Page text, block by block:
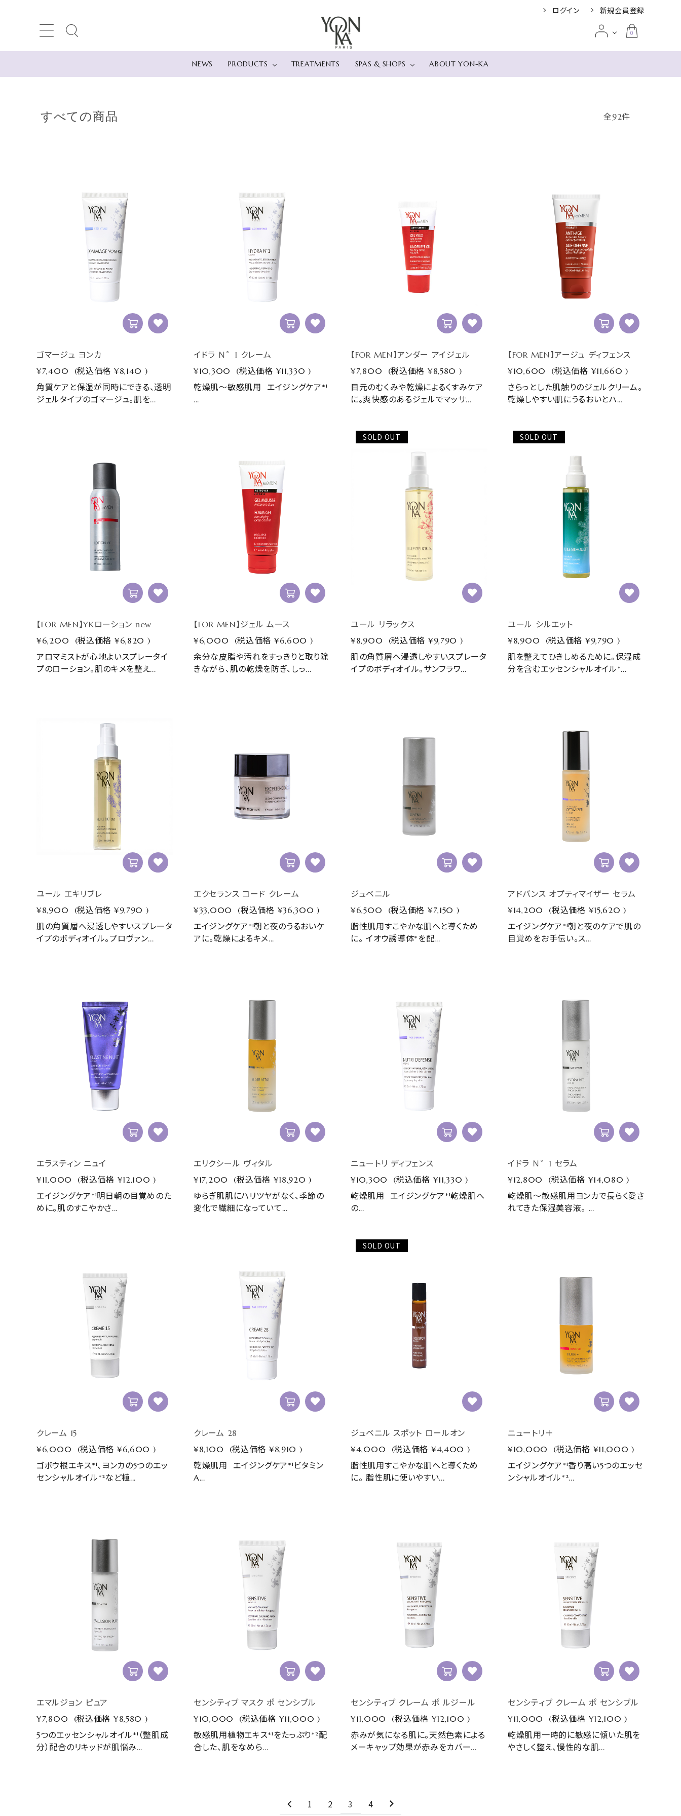
ログイン 新規会員登録
0
NEWS PRODUCTS
サンケア
TREATMENTS SPAS & SHOPS ABOUT YON-KA
ご利用ガイド
プライバシーポリシー
特定商取引法表示
すべての商品 全92件
ゴマージュ ヨンカ
¥7,400
(税込価格 ¥8,140 )
角質ケアと保湿が同時にできる、透明
ジェルタイプのゴマージュ。肌を...
イドラ Ｎ゜1 クレーム
¥10,300
(税込価格 ¥11,330 )
乾燥肌～敏感肌用 エイジングケア*¹
...
【FOR MEN】アンダー アイジェル
¥7,800
(税込価格 ¥8,580 )
目元のむくみや乾燥によるくすみケア
に。爽快感のあるジェルでマッサ...
【FOR MEN】アージュ ディフェンス
¥10,600
(税込価格 ¥11,660 )
さらっとした肌触りのジェルクリーム。
乾燥しやすい肌にうるおいとハ...
【FOR MEN】YKローション new
¥6,200
(税込価格 ¥6,820 )
アロマミストが心地よいスプレータイ
プのローション。肌のキメを整え...
【FOR MEN】ジェル ムース
¥6,000
(税込価格 ¥6,600 )
余分な皮脂や汚れをすっきりと取り除
きながら、肌の乾燥を防ぎ、しっ...
SOLD OUT
ユール リラックス
¥8,900
(税込価格 ¥9,790 )
肌の角質層へ浸透しやすいスプレータ
イプのボディオイル。サンフラワ...
SOLD OUT
ユール シルエット
¥8,900
(税込価格 ¥9,790 )
肌を整えてひきしめるために。保湿成
分を含むエッセンシャルオイル*...
ユール エキリブレ
¥8,900
(税込価格 ¥9,790 )
肌の角質層へ浸透しやすいスプレータ
イプのボディオイル。プロヴァン...
エクセランス コード クレーム
¥33,000
(税込価格 ¥36,300 )
エイジングケア*¹朝と夜のうるおいケ
アに。乾燥によるキメ...
ジュベニル
¥6,500
(税込価格 ¥7,150 )
脂性肌用すこやかな肌へと導くため
に。 イオウ誘導体*を配...
アドバンス オプティマイザー セラム
¥14,200
(税込価格 ¥15,620 )
エイジングケア*¹朝と夜のケアで肌の
目覚めをお手伝い。ス...
エラスティン ニュイ
¥11,000
(税込価格 ¥12,100 )
エイジングケア*¹明日朝の目覚めのた
めに。肌のすこやかさ...
エリクシール ヴィタル
¥17,200
(税込価格 ¥18,920 )
ゆらぎ肌肌にハリツヤがなく、季節の
変化で繊細になっていて...
ニュートリ ディフェンス
¥10,300
(税込価格 ¥11,330 )
乾燥肌用 エイジングケア*¹乾燥肌へ
の...
イドラ Ｎ゜1 セラム
¥12,800
(税込価格 ¥14,080 )
乾燥肌～敏感肌用ヨンカで長らく愛さ
れてきた保湿美容液。 ...
クレーム 15
¥6,000
(税込価格 ¥6,600 )
ゴボウ根エキス*¹、ヨンカの5つのエッ
センシャルオイル*²など植...
クレーム 28
¥8,100
(税込価格 ¥8,910 )
乾燥肌用 エイジングケア*¹ビタミン
A...
SOLD OUT
ジュベニル スポット ロールオン
¥4,000
(税込価格 ¥4,400 )
脂性肌用すこやかな肌へと導くため
に。 脂性肌に使いやすい...
ニュートリ＋
¥10,000
(税込価格 ¥11,000 )
エイジングケア*¹香り高い5つのエッセ
ンシャルオイル*²...
エマルジョン ピュア
¥7,800
(税込価格 ¥8,580 )
5つのエッセンシャルオイル*¹（整肌成
分）配合のリキッドが肌悩み...
センシティブ マスク ポ センシブル
¥10,000
(税込価格 ¥11,000 )
敏感肌用植物エキス*¹をたっぷり*²配
合した、肌をなめら...
センシティブ クレーム ポ ルジール
¥11,000
(税込価格 ¥12,100 )
赤みが気になる肌に。天然色素による
メーキャップ効果が赤みをカバー...
センシティブ クレーム ポ センシブル
¥11,000
(税込価格 ¥12,100 )
乾燥肌用一時的に敏感に傾いた肌を
やさしく整え、慢性的な肌...
1 2 3 4